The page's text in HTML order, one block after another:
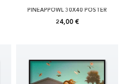
PINEAPPOWL 30X40 POSTER
24,00 €